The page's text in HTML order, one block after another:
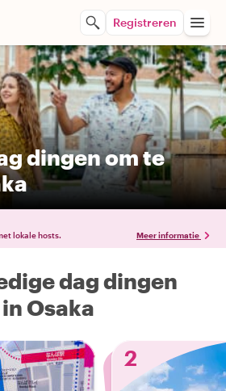
Registreren
dingen om te
lokale hosts. Meer informatie
dag dingen
Osaka
2